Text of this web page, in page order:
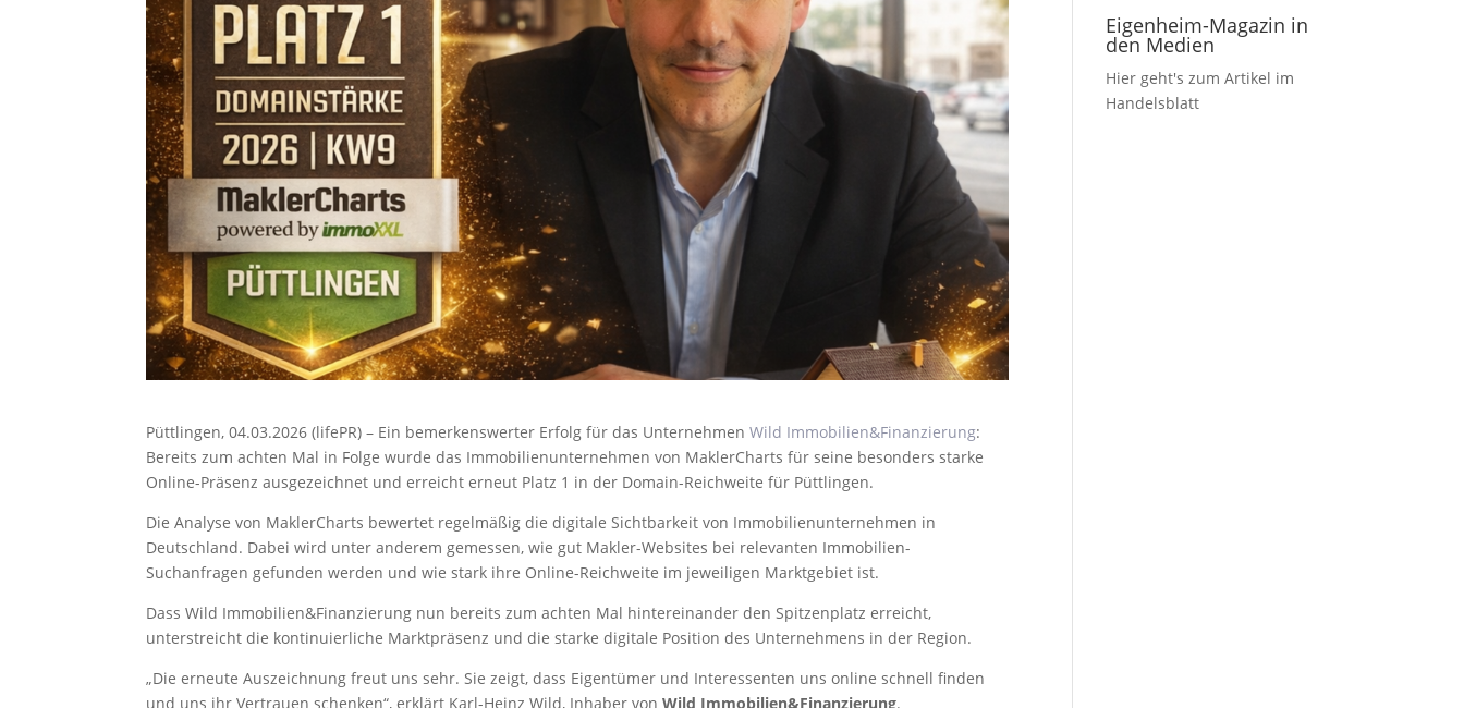
Püttlingen, 04.03.2026 (lifePR) – Ein bemerkenswerter Erfolg für das UnternehmenWild Immobilien&Finanzierung:
Bereits zum achten Mal in Folge wurde das Immobilienunternehmen von MaklerCharts für seine besonders starke
Online-Präsenz ausgezeichnet und erreicht erneut Platz 1 in der Domain-Reichweite für Püttlingen.
Die Analyse von MaklerCharts bewertet regelmäßig die digitale Sichtbarkeit von Immobilienunternehmen in
Deutschland. Dabei wird unter anderem gemessen, wie gut Makler-Websites bei relevanten Immobilien-
Suchanfragen gefunden werden und wie stark ihre Online-Reichweite im jeweiligen Marktgebiet ist.
Dass Wild Immobilien&Finanzierung nun bereits zum achten Mal hintereinander den Spitzenplatz erreicht,
unterstreicht die kontinuierliche Marktpräsenz und die starke digitale Position des Unternehmens in der Region.
„Die erneute Auszeichnung freut uns sehr. Sie zeigt, dass Eigentümer und Interessenten uns online schnell finden
und uns ihr Vertrauen schenken“, erklärt Karl-Heinz Wild, Inhaber vonWild Immobilien&Finanzierung.
Eigenheim-Magazin in
den Medien
Hier geht's zum Artikel im
Handelsblatt